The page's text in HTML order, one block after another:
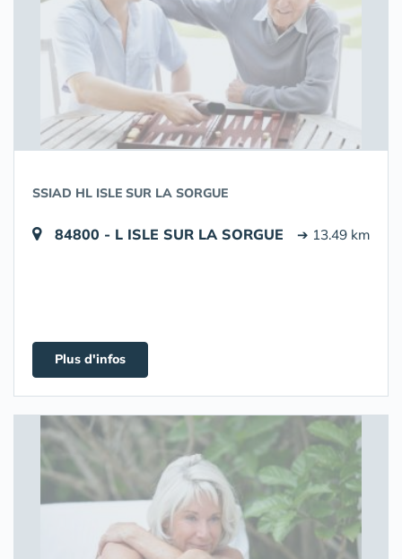
SSIAD HL ISLE SUR LA SORGUE
84800 - L ISLE SUR LA SORGUE ➔ 13.49 km
Plus d'infos